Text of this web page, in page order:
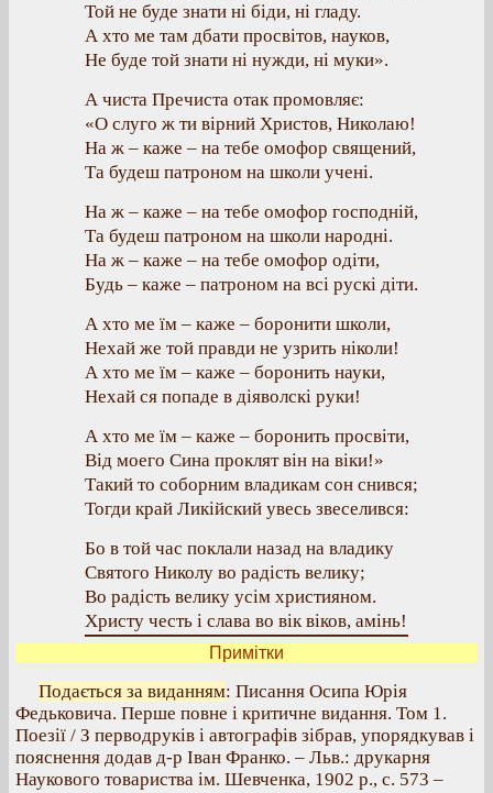
Той не буде знати ні біди, ні гладу.
А хто ме там дбати просвітов, науков,
Не буде той знати ні нужди, ні муки».
А чиста Пречиста отак промовляє:
«О слуго ж ти вірний Христов, Николаю!
На ж – каже – на тебе омофор священий,
Та будеш патроном на школи учені.
На ж – каже – на тебе омофор господній,
Та будеш патроном на школи народні.
На ж – каже – на тебе омофор одіти,
Будь – каже – патроном на всі рускі діти.
А хто ме їм – каже – боронити школи,
Нехай же той правди не узрить ніколи!
А хто ме їм – каже – боронить науки,
Нехай ся попаде в діяволскі руки!
А хто ме їм – каже – боронить просвіти,
Від моего Сина проклят він на віки!»
Такий то соборним владикам сон снився;
Тогди край Ликійский увесь звеселився:
Бо в той час поклали назад на владику
Святого Николу во радість велику;
Во радість велику усім християном.
Христу честь і слава во вік віков, амінь!
Примітки
Подається за виданням: Писання Осипа Юрія
Федьковича. Перше повне і критичне видання. Том 1.
Поезії / З перводруків і автографів зібрав, упорядкував і
пояснення додав д-р Іван Франко. – Льв.: друкарня
Наукового товариства ім. Шевченка, 1902 р., с. 573 –